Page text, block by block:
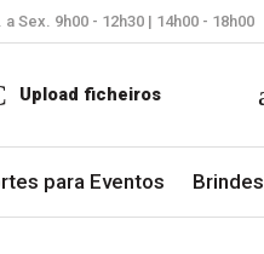
a Sex. 9h00 - 12h30 | 14h00 - 18h00
Upload ficheiros
para Eventos Brindes